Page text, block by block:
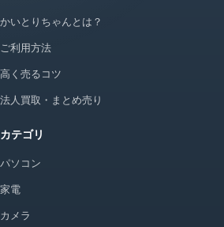
かいとりちゃんとは？
ご利用方法
高く売るコツ
法人買取・まとめ売り
カテゴリ
パソコン
家電
カメラ